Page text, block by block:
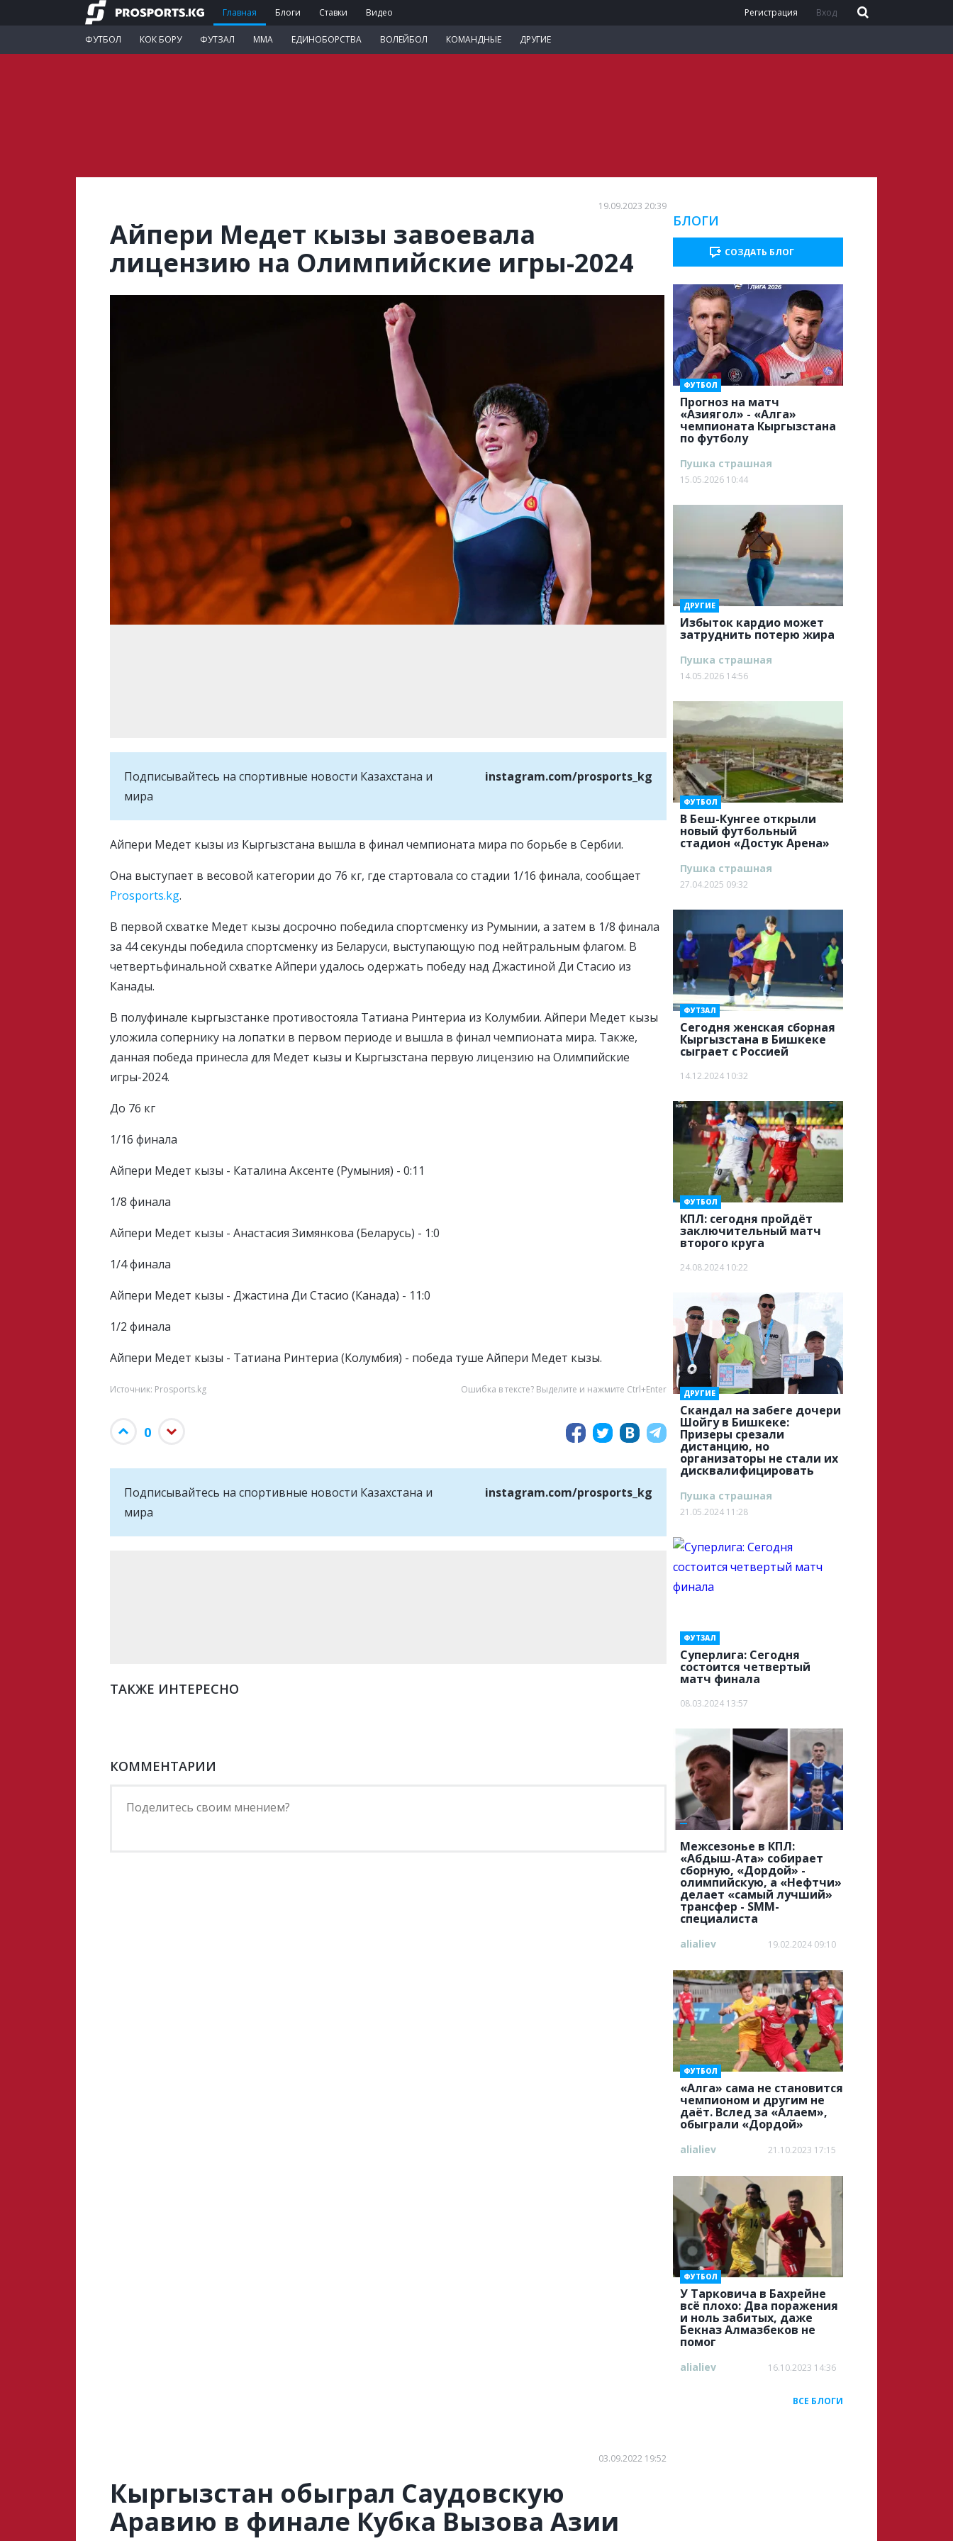
Главная Блоги Ставки Видео
ФУТБОЛ КОК БОРУ ФУТЗАЛ ММА ЕДИНОБОРСТВА ВОЛЕЙБОЛ КОМАНДНЫЕ ДРУГИЕ
Регистрация Вход
19.09.2023 20:39
Айпери Медет кызы завоевала
лицензию на Олимпийские игры-2024
Подписывайтесь на cпортивные новости Казахстана и
мира
instagram.com/prosports_kg
Айпери Медет кызы из Кыргызстана вышла в финал чемпионата мира по борьбе в Сербии.
Она выступает в весовой категории до 76 кг, где стартовала со стадии 1/16 финала, сообщает
Prosports.kg.
В первой схватке Медет кызы досрочно победила спортсменку из Румынии, а затем в 1/8 финала
за 44 секунды победила спортсменку из Беларуси, выступающую под нейтральным флагом. В
четвертьфинальной схватке Айпери удалось одержать победу над Джастиной Ди Стасио из
Канады.
В полуфинале кыргызстанке противостояла Татиана Ринтериа из Колумбии. Айпери Медет кызы
уложила сопернику на лопатки в первом периоде и вышла в финал чемпионата мира. Также,
данная победа принесла для Медет кызы и Кыргызстана первую лицензию на Олимпийские
игры-2024.
До 76 кг
1/16 финала
Айпери Медет кызы - Каталина Аксенте (Румыния) - 0:11
1/8 финала
Айпери Медет кызы - Анастасия Зимянкова (Беларусь) - 1:0
1/4 финала
Айпери Медет кызы - Джастина Ди Стасио (Канада) - 11:0
1/2 финала
Айпери Медет кызы - Татиана Ринтериа (Колумбия) - победа туше Айпери Медет кызы.
Источник: Prosports.kg Ошибка в тексте? Выделите и нажмите Ctrl+Enter
0
Подписывайтесь на cпортивные новости Казахстана и
мира
instagram.com/prosports_kg
ТАКЖЕ ИНТЕРЕСНО
КОММЕНТАРИИ
БЛОГИ
СОЗДАТЬ БЛОГ
Прогноз на матч
«Азиягол» - «Алга»
чемпионата Кыргызстана
по футболу
ФУТБОЛ
Пушка страшная
15.05.2026 10:44
Избыток кардио может
затруднить потерю жира
ДРУГИЕ
Пушка страшная
14.05.2026 14:56
В Беш-Кунгее открыли
новый футбольный
стадион «Достук Арена»
ФУТБОЛ
Пушка страшная
27.04.2025 09:32
Сегодня женская сборная
Кыргызстана в Бишкеке
сыграет с Россией
ФУТЗАЛ
14.12.2024 10:32
КПЛ: сегодня пройдёт
заключительный матч
второго круга
ФУТБОЛ
24.08.2024 10:22
Скандал на забеге дочери
Шойгу в Бишкеке:
Призеры срезали
дистанцию, но
организаторы не стали их
дисквалифицировать
ДРУГИЕ
Пушка страшная
21.05.2024 11:28
Суперлига: Сегодня
состоится четвертый
матч финала
ФУТЗАЛ
08.03.2024 13:57
Межсезонье в КПЛ:
«Абдыш-Ата» собирает
сборную, «Дордой» -
олимпийскую, а «Нефтчи»
делает «самый лучший»
трансфер - SMM-
специалиста
alialiev 19.02.2024 09:10
«Алга» cама не становится
чемпионом и другим не
даёт. Вслед за «Алаем»,
обыграли «Дордой»
ФУТБОЛ
alialiev 21.10.2023 17:15
У Тарковича в Бахрейне
всё плохо: Два поражения
и ноль забитых, даже
Бекназ Алмазбеков не
помог
ФУТБОЛ
alialiev 16.10.2023 14:36
ВСЕ БЛОГИ
03.09.2022 19:52
Кыргызстан обыграл Саудовскую
Аравию в финале Кубка Вызова Азии